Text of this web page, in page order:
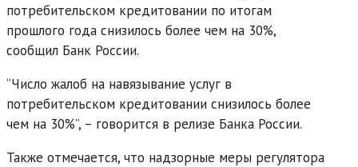
потребительском кредитовании по итогам
прошлого года снизилось более чем на 30%,
сообщил Банк России.
“Число жалоб на навязывание услуг в
потребительском кредитовании снизилось более
чем на 30%”, – говорится в релизе Банка России.
Также отмечается, что надзорные меры регулятора